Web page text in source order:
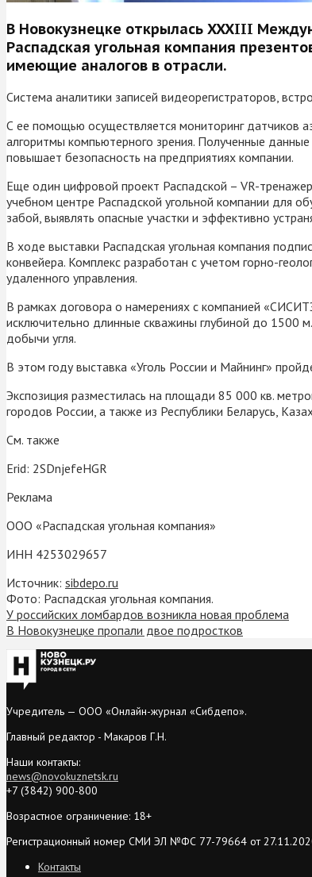
В Новокузнецке открылась XXXIII
Распадская угольная компания
имеющие аналогов в отрасли.
Система аналитики записей видеорегистраторов,
С ее помощью осуществляется мониторинг датчиков
алгоритмы компьютерного зрения. Полученные
повышает безопасность на предприятиях компании.
Еще один цифровой проект Распадской – VR-
учебном центре Распадской угольной компании для
забой, выявлять опасные участки и эффективно
В ходе выставки Распадская угольная компания
конвейера. Комплекс разработан с учетом горно-
удаленного управления.
В рамках договора о намерениях с компанией
исключительно длинные скважины глубиной до 1500
добычи угля.
В этом году выставка «Уголь России и Майнинг»
Экспозиция разместилась на площади 85 000 кв.
городов России, а также из Республики Беларусь,
См. также
Erid: 2SDnjefeHGR
Реклама
ООО «Распадская угольная компания»
ИНН 4253029657
Источник: sibdepo.ru
Фото: Распадская угольная компания.
У российских ломбардов возникла новая проблема
В Новокузнецке пропали двое подростков
Учредитель — ООО «Онлайн-журнал «Сибдепо».
Главный редактор - Макаров Г.Н.
Наши контакты:
news@novokuznetsk.ru
+7 (3842) 900-800
Возрастное ограничение: 18+
Регистрационный номер СМИ ЭЛ №ФС 77-79664 от
Контакты